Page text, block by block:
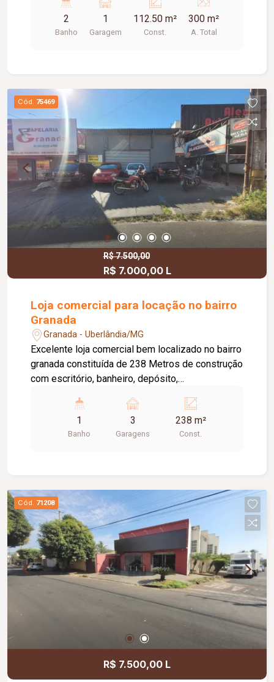
localização.
2
Banho
1
Garagem
112.50 m²
Const.
300 m²
A. Total
Cód. 75469
R$ 7.500,00
R$ 7.000,00 L
Loja comercial para locação no bairro
Granada
Granada - Uberlândia/MG
Excelente loja comercial bem localizado no bairro
granada constituída de 238 Metros de construção
com escritório, banheiro, depósito,
1
Banho
3
Garagens
238 m²
Const.
Cód. 71208
R$ 7.500,00 L